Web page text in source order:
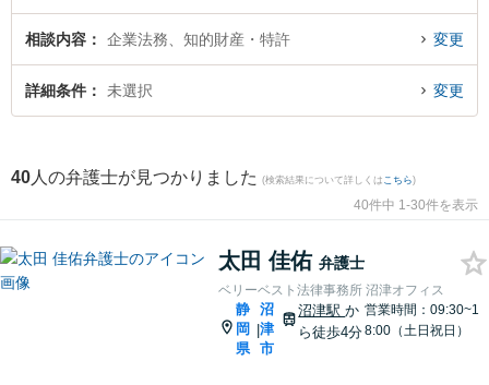
所の家本 誠弁護士のプロフィール情報や弁護士費用、強みなどが注目されてい
ます。『静岡県で土日や夜間に発生した知的財産・特許のトラブルを今すぐに
弁護士に相談したい』『知的財産・特許のトラブル解決の実績豊富な近くの弁
相談内容 企業法務、知的財産・特許 変更
詳細条件 未選択 変更
40 人の弁護士が見つかりました (検索結果について詳しくは こちら)
40件中 1-30件を表示
太田 佳佑 弁護士
ベリーベスト法律事務所 沼津オフィス
静
岡
県
|
沼
津
市
沼津駅か
ら徒歩4分
営業時間：09:30~1
8:00（土日祝日）